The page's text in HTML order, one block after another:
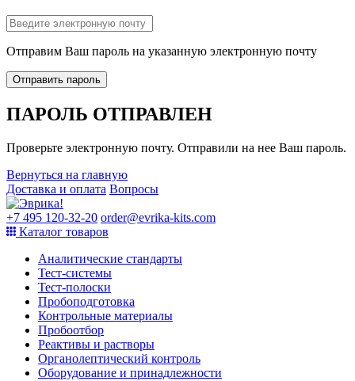
Отправим Ваш пароль на указанную электронную почту
Отправить пароль
ПАРОЛЬ ОТПРАВЛЕН
Проверьте электронную почту. Отправили на нее Ваш пароль.
Вернуться на главную
Доставка и оплата Вопросы
+7 495 120-32-20 order@evrika-kits.com
Каталог товаров
Аналитические стандарты
Тест-системы
Тест-полоски
Пробоподготовка
Контрольные материалы
Пробоотбор
Реактивы и растворы
Органолептический контроль
Оборудование и принадлежности